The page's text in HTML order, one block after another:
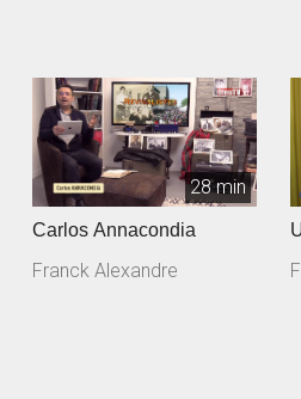
28 min
Carlos Annacondia
Franck Alexandre